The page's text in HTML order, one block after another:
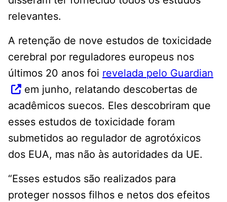
relevantes.
A retenção de nove estudos de toxicidade
cerebral por reguladores europeus nos
últimos 20 anos foi revelada pelo Guardian
em junho, relatando descobertas de
acadêmicos suecos. Eles descobriram que
esses estudos de toxicidade foram
submetidos ao regulador de agrotóxicos
dos EUA, mas não às autoridades da UE.
“Esses estudos são realizados para
proteger nossos filhos e netos dos efeitos